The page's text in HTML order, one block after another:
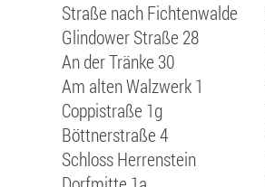
Straße nach Fichtenwalde
Glindower Straße 28
An der Tränke 30
Am alten Walzwerk 1
Coppistraße 1g
Böttnerstraße 4
Schloss Herrenstein